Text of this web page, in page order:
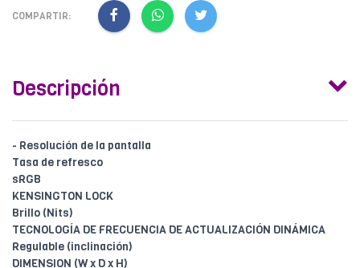
COMPARTIR:
Descripción
- Resolución de la pantalla
Tasa de refresco
sRGB
KENSINGTON LOCK
Brillo (Nits)
TECNOLOGÍA DE FRECUENCIA DE ACTUALIZACIÓN DINÁMICA
Regulable (inclinación)
DIMENSION (W x D x H)